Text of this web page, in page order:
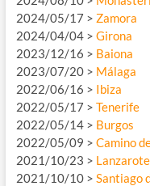
2024/05/17 > Zamora
2024/04/04 > Girona
2023/12/16 > Baiona
2023/07/20 > Málaga
2022/06/16 > Ibiza
2022/05/17 > Tenerife
2022/05/14 > Burgos
2022/05/09 > Camino
2021/10/23 > Lanzarote
2021/10/10 > Santiago